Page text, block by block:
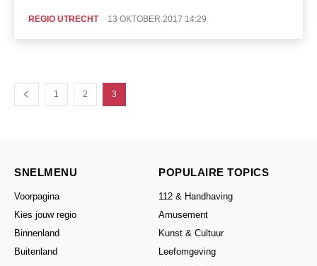
REGIO UTRECHT 13 OKTOBER 2017 14:29
1 2 3
SNELMENU
Voorpagina
Kies jouw regio
Binnenland
Buitenland
POPULAIRE TOPICS
112 & Handhaving
Amusement
Kunst & Cultuur
Leefomgeving